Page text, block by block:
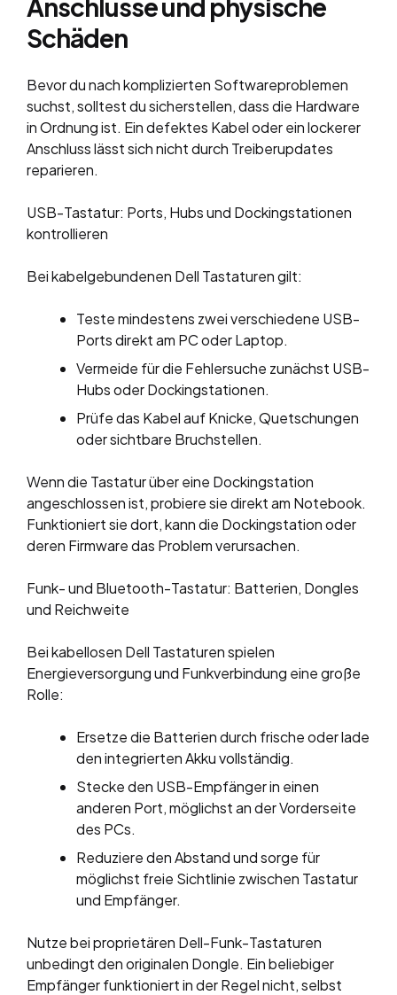
Anschlüsse und physische
Schäden
Bevor du nach komplizierten Softwareproblemen
suchst, solltest du sicherstellen, dass die Hardware
in Ordnung ist. Ein defektes Kabel oder ein lockerer
Anschluss lässt sich nicht durch Treiberupdates
reparieren.
USB-Tastatur: Ports, Hubs und Dockingstationen
kontrollieren
Bei kabelgebundenen Dell Tastaturen gilt:
Teste mindestens zwei verschiedene USB-
Ports direkt am PC oder Laptop.
Vermeide für die Fehlersuche zunächst USB-
Hubs oder Dockingstationen.
Prüfe das Kabel auf Knicke, Quetschungen
oder sichtbare Bruchstellen.
Wenn die Tastatur über eine Dockingstation
angeschlossen ist, probiere sie direkt am Notebook.
Funktioniert sie dort, kann die Dockingstation oder
deren Firmware das Problem verursachen.
Funk- und Bluetooth-Tastatur: Batterien, Dongles
und Reichweite
Bei kabellosen Dell Tastaturen spielen
Energieversorgung und Funkverbindung eine große
Rolle:
Ersetze die Batterien durch frische oder lade
den integrierten Akku vollständig.
Stecke den USB-Empfänger in einen
anderen Port, möglichst an der Vorderseite
des PCs.
Reduziere den Abstand und sorge für
möglichst freie Sichtlinie zwischen Tastatur
und Empfänger.
Nutze bei proprietären Dell-Funk-Tastaturen
unbedingt den originalen Dongle. Ein beliebiger
Empfänger funktioniert in der Regel nicht, selbst